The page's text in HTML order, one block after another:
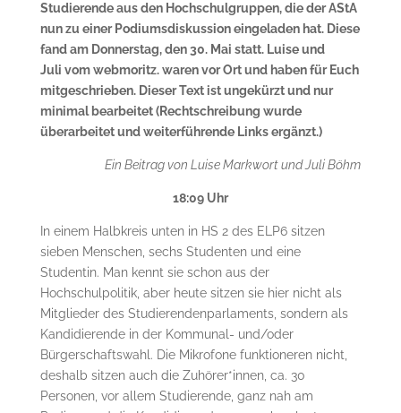
Studierende aus den Hochschulgruppen, die der AStA
nun zu einer Podiumsdiskussion eingeladen hat. Diese
fand am Donnerstag, den 30. Mai statt. Luise und
Juli vom webmoritz. waren vor Ort und haben für Euch
mitgeschrieben. Dieser Text ist ungekürzt und nur
minimal bearbeitet (Rechtschreibung wurde
überarbeitet und weiterführende Links ergänzt.)
Ein Beitrag von Luise Markwort und Juli Böhm
18:09 Uhr
In einem Halbkreis unten in HS 2 des ELP6 sitzen
sieben Menschen, sechs Studenten und eine
Studentin. Man kennt sie schon aus der
Hochschulpolitik, aber heute sitzen sie hier nicht als
Mitglieder des Studierendenparlaments, sondern als
Kandidierende in der Kommunal- und/oder
Bürgerschaftswahl. Die Mikrofone funktioneren nicht,
deshalb sitzen auch die Zuhörer*innen, ca. 30
Personen, vor allem Studierende, ganz nah am